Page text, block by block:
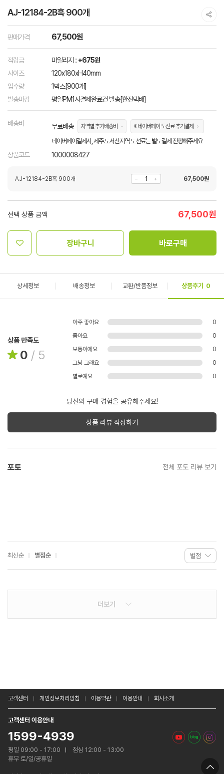
AJ-12184-2B흑 900개
판매가격 67,500원
적립금 마일리지 : +675원
사이즈
120x180xH40mm
입수량
1박스[900개]
발송마감
평일PM1시결제완료건 발송[한진택배]
배송비 무료배송 지역별 추가배송비 ※ 네이버페이 도선료 추가결제
네이버페이결제시, 제주.도서산지역 도선료는 별도결제 진행해주세요
상품코드 1000008427
AJ-12184-2B흑 900개 67,500원
선택 상품 금액 67,500원
장바구니 바로구매
상세정보 배송정보 교환/반품정보 상품후기 0
상품 만족도
0 / 5
아주 좋아요
0
좋아요
0
보통이에요
0
그냥 그래요
0
별로예요
0
당신의 구매 경험을 공유해주세요!
상품 리뷰 작성하기
포토 전체 포토 리뷰 보기
최신순 별점순
더보기
고객센터 개인정보처리방침 이용약관 이용안내 회사소개
고객센터 이용안내
1599-4939
평일 09:00 - 17:00
점심 12:00 - 13:00
휴무 토/일/공휴일